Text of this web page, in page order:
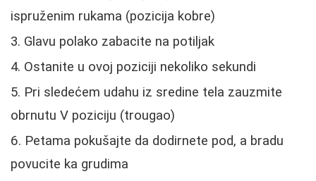
ispruženim rukama (pozicija kobre)
Glavu polako zabacite na potiljak
Ostanite u ovoj poziciji nekoliko sekundi
Pri sledećem udahu iz sredine tela zauzmite
obrnutu V poziciju (trougao)
Petama pokušajte da dodirnete pod, a bradu
povucite ka grudima